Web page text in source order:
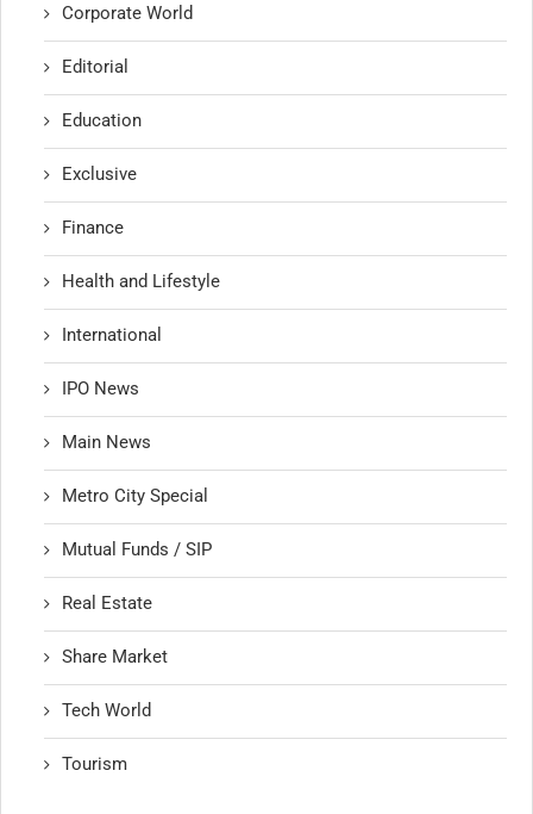
Corporate World
Editorial
Education
Exclusive
Finance
Health and Lifestyle
International
IPO News
Main News
Metro City Special
Mutual Funds / SIP
Real Estate
Share Market
Tech World
Tourism